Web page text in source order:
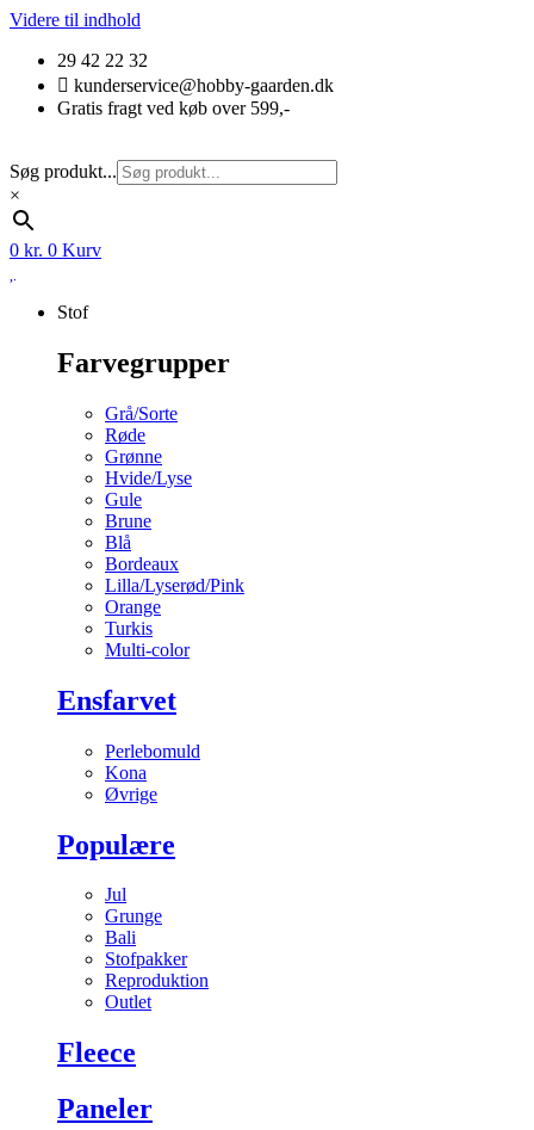
Videre til indhold
29 42 22 32
kunderservice@hobby-gaarden.dk
Gratis fragt ved køb over 599,-
Søg produkt...
×
0 kr. 0 Kurv
Stof
Farvegrupper
Grå/Sorte
Røde
Grønne
Hvide/Lyse
Gule
Brune
Blå
Bordeaux
Lilla/Lyserød/Pink
Orange
Turkis
Multi-color
Ensfarvet
Perlebomuld
Kona
Øvrige
Populære
Jul
Grunge
Bali
Stofpakker
Reproduktion
Outlet
Fleece
Paneler